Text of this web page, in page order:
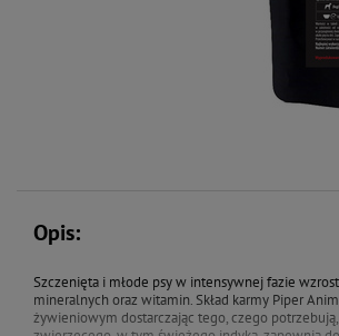
Opis:
Szczenięta i młode psy w intensywnej fazie
mineralnych oraz witamin. Skład karmy Piper
żywieniowym dostarczając tego, czego